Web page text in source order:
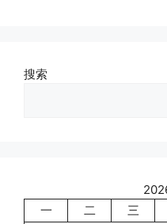
搜索
一
二 三